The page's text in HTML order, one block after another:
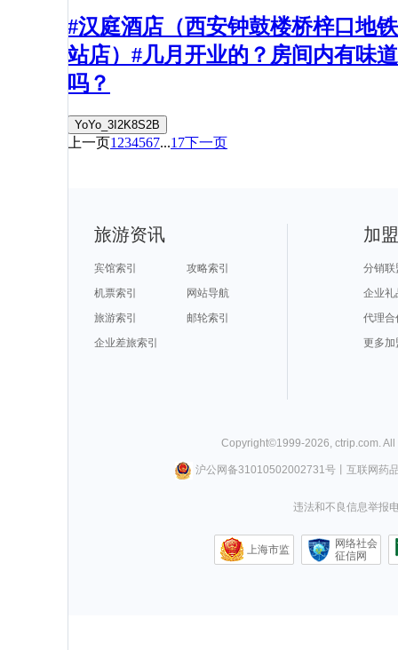
#汉庭酒店（西安钟鼓楼桥梓口地铁
站店）#几月开业的？房间内有味道
吗？
YoYo_3I2K8S2B
上一页1 234567...17下一页
旅游资讯
宾馆索引
攻略索引
机票索引
网站导航
旅游索引
邮轮索引
企业差旅索引
加
分销联
企业礼
代理合
更多加
Copyright©1999-2026, ctrip.com.
沪公网备31010502002731号丨 互联网药
违法和不良信息举报
上海市监
网络社会
征信网